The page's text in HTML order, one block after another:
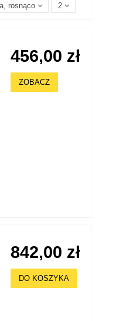
rosnąco 2
456,00 zł
ZOBACZ
842,00 zł
DO KOSZYKA